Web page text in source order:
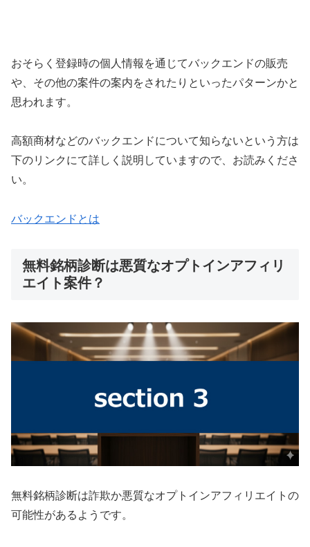
おそらく登録時の個人情報を通じてバックエンドの販売
や、その他の案件の案内をされたりといったパターンかと
思われます。
高額商材などのバックエンドについて知らないという方は
下のリンクにて詳しく説明していますので、お読みくださ
い。
バックエンドとは
無料銘柄診断は悪質なオプトインアフィリ
エイト案件？
無料銘柄診断は詐欺か悪質なオプトインアフィリエイトの
可能性があるようです。